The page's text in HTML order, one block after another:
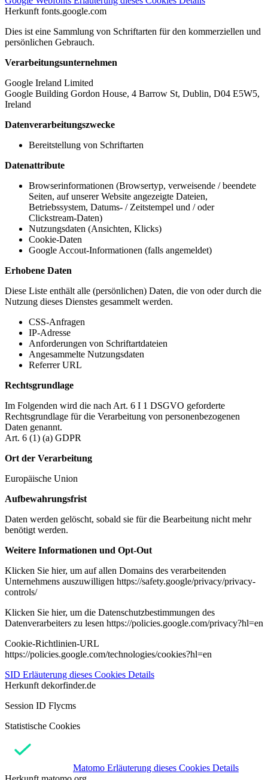
Herkunft fonts.google.com
Dies ist eine Sammlung von Schriftarten für den kommerziellen und
persönlichen Gebrauch.
Verarbeitungsunternehmen
Google Ireland Limited
Google Building Gordon House, 4 Barrow St, Dublin, D04 E5W5,
Ireland
Datenverarbeitungszwecke
Bereitstellung von Schriftarten
Datenattribute
Browserinformationen (Browsertyp, verweisende / beendete
Seiten, auf unserer Website angezeigte Dateien,
Betriebssystem, Datums- / Zeitstempel und / oder
Clickstream-Daten)
Nutzungsdaten (Ansichten, Klicks)
Cookie-Daten
Google Accout-Informationen (falls angemeldet)
Erhobene Daten
Diese Liste enthält alle (persönlichen) Daten, die von oder durch die
Nutzung dieses Dienstes gesammelt werden.
CSS-Anfragen
IP-Adresse
Anforderungen von Schriftartdateien
Angesammelte Nutzungsdaten
Referrer URL
Rechtsgrundlage
Im Folgenden wird die nach Art. 6 I 1 DSGVO geforderte
Rechtsgrundlage für die Verarbeitung von personenbezogenen
Daten genannt.
Art. 6 (1) (a) GDPR
Ort der Verarbeitung
Europäische Union
Aufbewahrungsfrist
Daten werden gelöscht, sobald sie für die Bearbeitung nicht mehr
benötigt werden.
Weitere Informationen und Opt-Out
Klicken Sie hier, um auf allen Domains des verarbeitenden
Unternehmens auszuwilligen https://safety.google/privacy/privacy-
controls/
Klicken Sie hier, um die Datenschutzbestimmungen des
Datenverarbeiters zu lesen https://policies.google.com/privacy?hl=en
Cookie-Richtlinien-URL
https://policies.google.com/technologies/cookies?hl=en
SID Erläuterung dieses Cookies Details
Herkunft dekorfinder.de
Session ID Flycms
Statistische Cookies
Matomo Erläuterung dieses Cookies Details